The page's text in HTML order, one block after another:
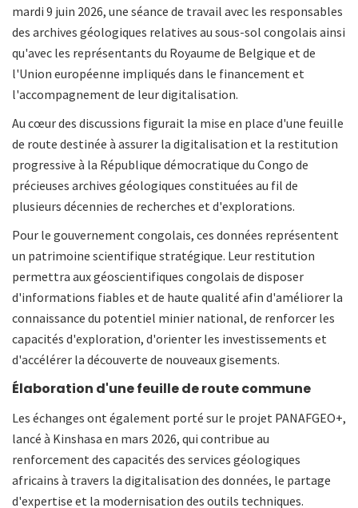
mardi 9 juin 2026, une séance de travail avec les responsables
des archives géologiques relatives au sous-sol congolais ainsi
qu'avec les représentants du Royaume de Belgique et de
l'Union européenne impliqués dans le financement et
l'accompagnement de leur digitalisation.
Au cœur des discussions figurait la mise en place d'une feuille
de route destinée à assurer la digitalisation et la restitution
progressive à la République démocratique du Congo de
précieuses archives géologiques constituées au fil de
plusieurs décennies de recherches et d'explorations.
Pour le gouvernement congolais, ces données représentent
un patrimoine scientifique stratégique. Leur restitution
permettra aux géoscientifiques congolais de disposer
d'informations fiables et de haute qualité afin d'améliorer la
connaissance du potentiel minier national, de renforcer les
capacités d'exploration, d'orienter les investissements et
d'accélérer la découverte de nouveaux gisements.
Élaboration d'une feuille de route commune
Les échanges ont également porté sur le projet PANAFGEO+,
lancé à Kinshasa en mars 2026, qui contribue au
renforcement des capacités des services géologiques
africains à travers la digitalisation des données, le partage
d'expertise et la modernisation des outils techniques.